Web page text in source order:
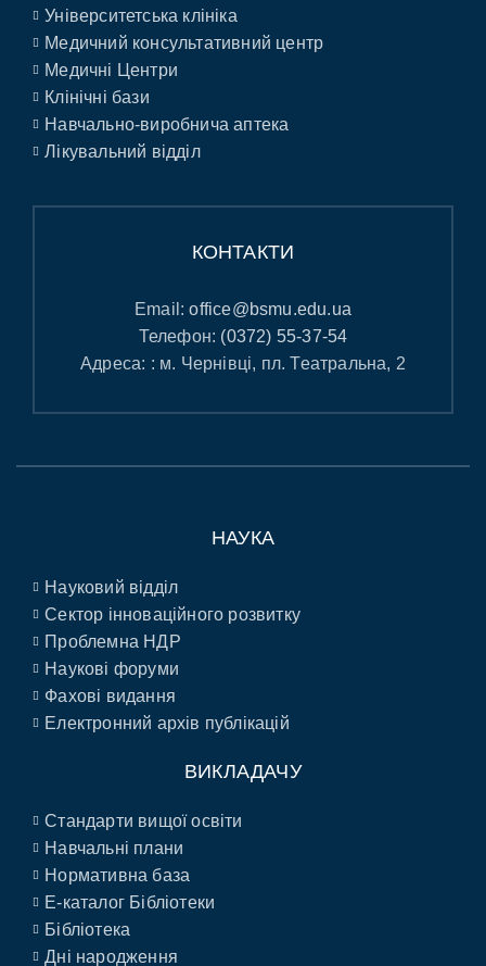
Університетська клініка
Медичний консультативний центр
Медичні Центри
Клінічні бази
Навчально-виробнича аптека
Лікувальний відділ
КОНТАКТИ
Email:office@bsmu.edu.ua
Телефон: (0372) 55-37-54
Адреса: : м. Чернівці, пл. Театральна, 2
НАУКА
Науковий відділ
Сектор інноваційного розвитку
Проблемна НДР
Наукові форуми
Фахові видання
Електронний архів публікацій
ВИКЛАДАЧУ
Стандарти вищої освіти
Навчальні плани
Нормативна база
E-каталог Бібліотеки
Бібліотека
Дні народження